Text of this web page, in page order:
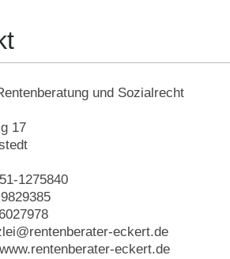
und Sozialrecht
17
1275840
eckert.de
eckert.de